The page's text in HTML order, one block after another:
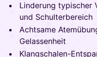
Linderung typischer
und Schulterbereich
Achtsame
Gelassenheit
Klangschalen-